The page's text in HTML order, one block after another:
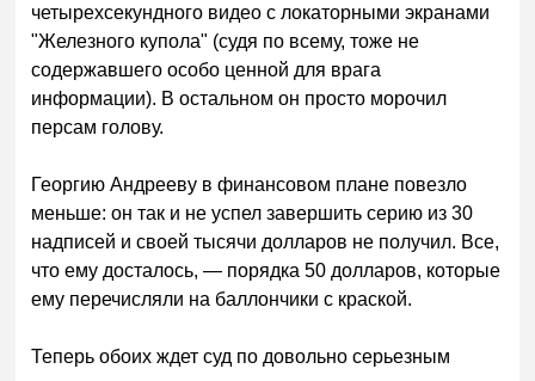
четырехсекундного видео с локаторными экранами
"Железного купола" (судя по всему, тоже не
содержавшего особо ценной для врага
информации). В остальном он просто морочил
персам голову.
Георгию Андрееву в финансовом плане повезло
меньше: он так и не успел завершить серию из 30
надписей и своей тысячи долларов не получил. Все,
что ему досталось, — порядка 50 долларов, которые
ему перечисляли на баллончики с краской.
Теперь обоих ждет суд по довольно серьезным